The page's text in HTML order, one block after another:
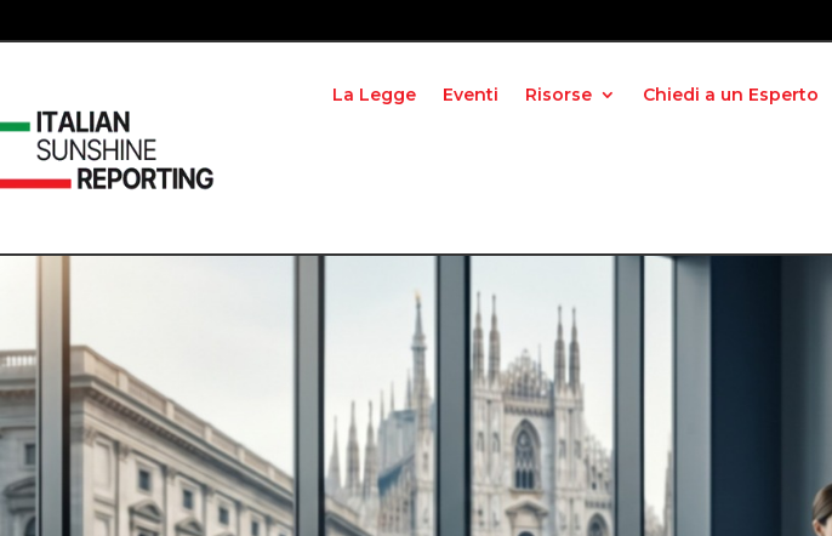
La Legge Eventi Risorse Chiedi a un Esperto